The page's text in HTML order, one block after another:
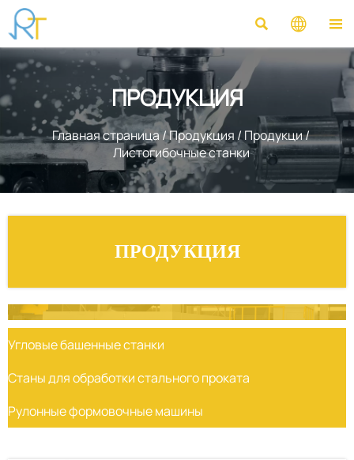
  
ПРОДУКЦИЯ
Главная страница/Продукция /Продукци/
Листогибочные станки
ПРОДУКЦИЯ
Угловые башенные станки
Станы для обработки стального проката
Рулонные формовочные машины